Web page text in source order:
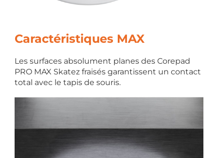
Caractéristiques MAX
Les surfaces absolument planes des Corepad
PRO MAX Skatez fraisés garantissent un contact
total avec le tapis de souris.